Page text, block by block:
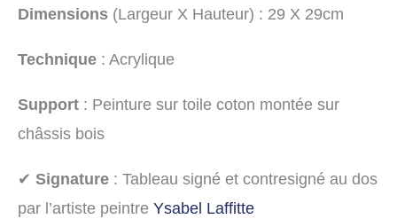
Dimensions (Largeur X Hauteur) : 29 X 29cm
Technique : Acrylique
Support : Peinture sur toile coton montée sur
châssis bois
✔ Signature : Tableau signé et contresigné au dos
par l’artiste peintre Ysabel Laffitte